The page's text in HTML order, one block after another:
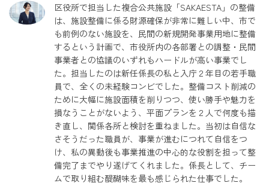
区役所で担当した複合公共施設「SAKAESTA」の整備
は、施設整備に係る財源確保が非常に難しい中、市で
も前例のない施設を、民間の新規開発事業用地に整備
するという計画で、市役所内の各部署との調整・民間
事業者との協議のいずれもハードルが高い事業でし
た。担当したのは新任係長の私と入庁２年目の若手職
員で、全くの未経験コンビでした。整備コスト削減の
ために大幅に施設面積を削りつつ、使い勝手や魅力を
損なうことがないよう、平面プランを２人で何度も描
き直し、関係各所と検討を重ねました。当初は自信な
さそうだった職員が、事業が進むにつれて自信をつ
け、私の異動後も事業推進の中心的な役割を担って整
備完了までやり遂げてくれました。係長として、チー
ムで取り組む醍醐味を最も感じられた仕事でした。